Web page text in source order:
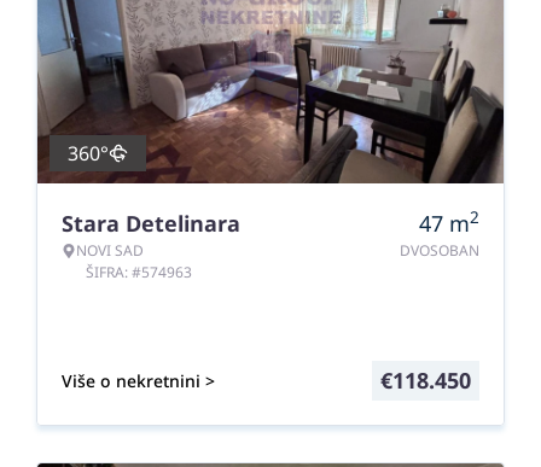
360°
Stara Detelinara
NOVI SAD
ŠIFRA: #574963
47 m2
DVOSOBAN
Više o nekretnini > €118.450